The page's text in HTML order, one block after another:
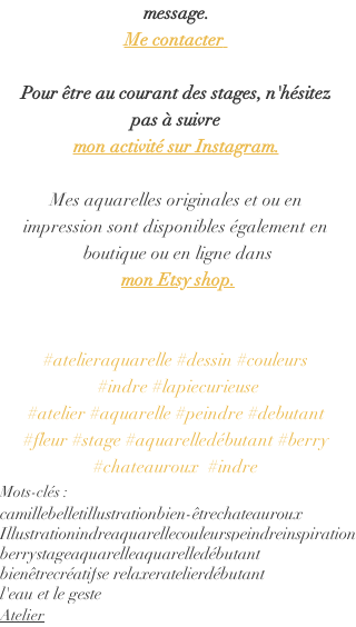
message.
Me contacter
Pour être au courant des stages, n'hésitez
pas à suivre
mon activité sur Instagram.
Mes aquarelles originales et ou en
impression sont disponibles également en
boutique ou en ligne dans
mon Etsy shop.
#atelieraquarelle #dessin #couleurs
#indre #lapiecurieuse
#atelier #aquarelle #peindre #debutant
#fleur #stage #aquarelledébutant #berry
#chateauroux #indre
Mots-clés :
camillebelletillustrationbien-êtrechateauroux
Illustrationindreaquarellecouleurspeindreinspiration
berrystageaquarelleaquarelledébutant
bienêtrecréatifse relaxeratelierdébutant
l'eau et le geste
Atelier